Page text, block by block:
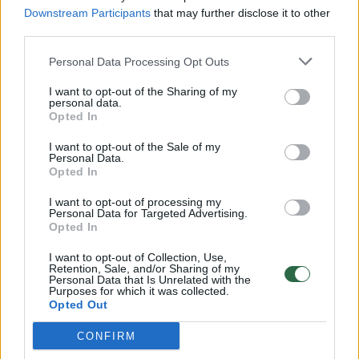
Downstream Participants that may further disclose it to other
Personal Data Processing Opt Outs
I want to opt-out of the Sharing of my
personal data.
Opted In
I want to opt-out of the Sale of my
Personal Data.
Opted In
I want to opt-out of processing my
Personal Data for Targeted Advertising.
Opted In
I want to opt-out of Collection, Use,
Retention, Sale, and/or Sharing of my
Personal Data that Is Unrelated with the
Purposes for which it was collected.
Opted Out
CONFIRM
32 laipsnių šilumos
Žinios | Orai
00:00:59
Nufilmavo, kaip patvino Vilniaus Vakarinis aplinkkelis:
vaizdas pribloškia
V. Zalužno pasisakymą laiko bandymu įsitvirtinti
Ukrainos politikoje: jis yra neteisus
Laidos | Nauja diena
Visi įrašai